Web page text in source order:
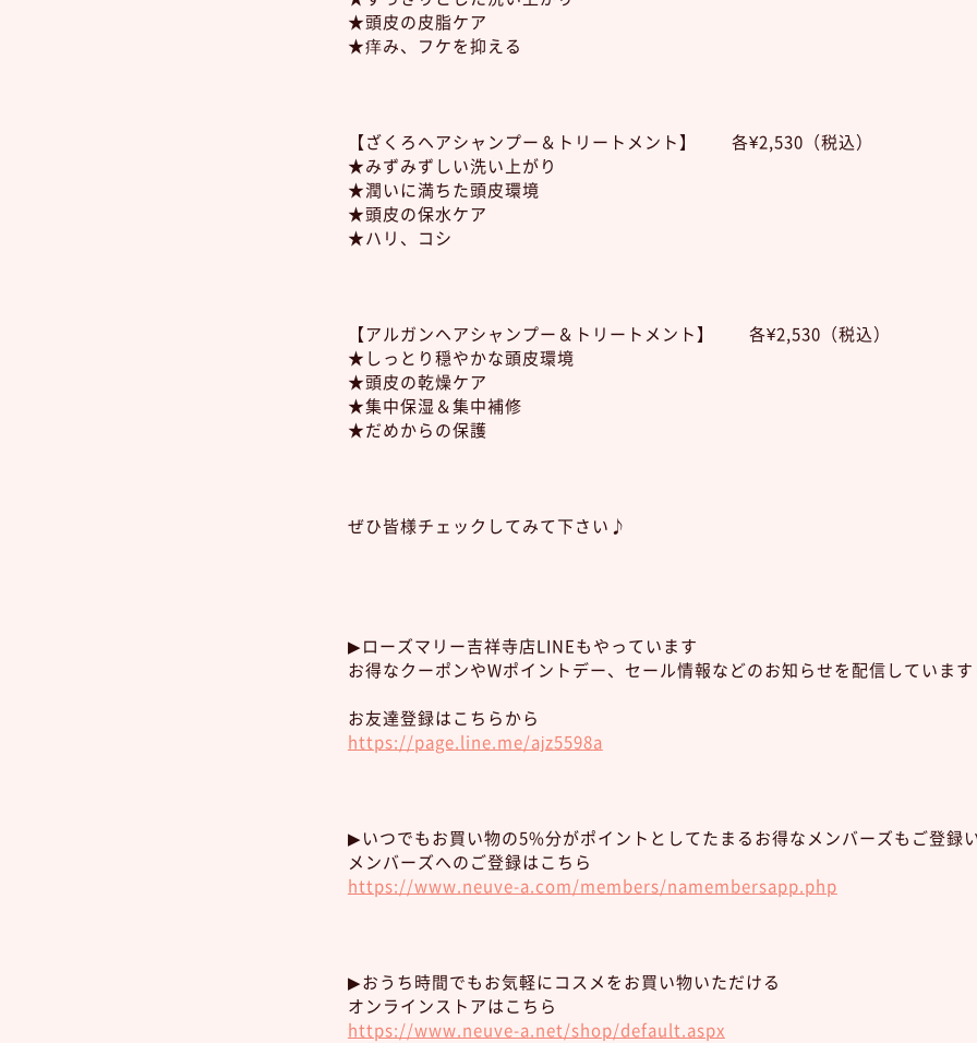
★頭皮の皮脂ケア
★痒み、フケを抑える
【ざくろヘアシャンプー＆トリートメント】 各¥2,530（税込）
★みずみずしい洗い上がり
★潤いに満ちた頭皮環境
★頭皮の保水ケア
★ハリ、コシ
【アルガンヘアシャンプー＆トリートメント】 各¥2,530（税込）
★しっとり穏やかな頭皮環境
★頭皮の乾燥ケア
★集中保湿＆集中補修
★だめからの保護
ぜひ皆様チェックしてみて下さい♪
▶︎ローズマリー吉祥寺店LINEもやっています
お得なクーポンやWポイントデー、セール情報などのお知らせを配信していま
お友達登録はこちらから
https://page.line.me/ajz5598a
▶︎いつでもお買い物の5%分がポイントとしてたまるお得なメンバーズもご登録
メンバーズへのご登録はこちら
https://www.neuve-a.com/members/namembersapp.php
▶︎おうち時間でもお気軽にコスメをお買い物いただける
オンラインストアはこちら
https://www.neuve-a.net/shop/default.aspx